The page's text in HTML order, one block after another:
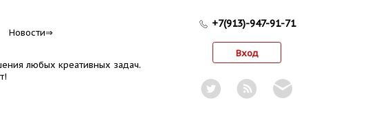
Новости
любых креативных задач.
+7(913)-947-91-71
Вход